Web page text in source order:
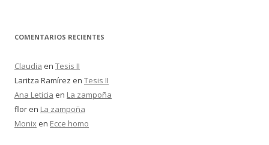
COMENTARIOS RECIENTES
Claudia en Tesis II
Laritza Ramírez en Tesis II
Ana Leticia en La zampoña
flor en La zampoña
Monix en Ecce homo